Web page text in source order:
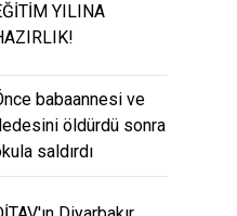
YILINA
babaannesi ve
öldürdü sonra
saldırdı